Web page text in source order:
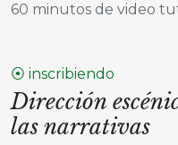
60 minutos de video
⦿ inscribiendo
Dirección
las narrativas